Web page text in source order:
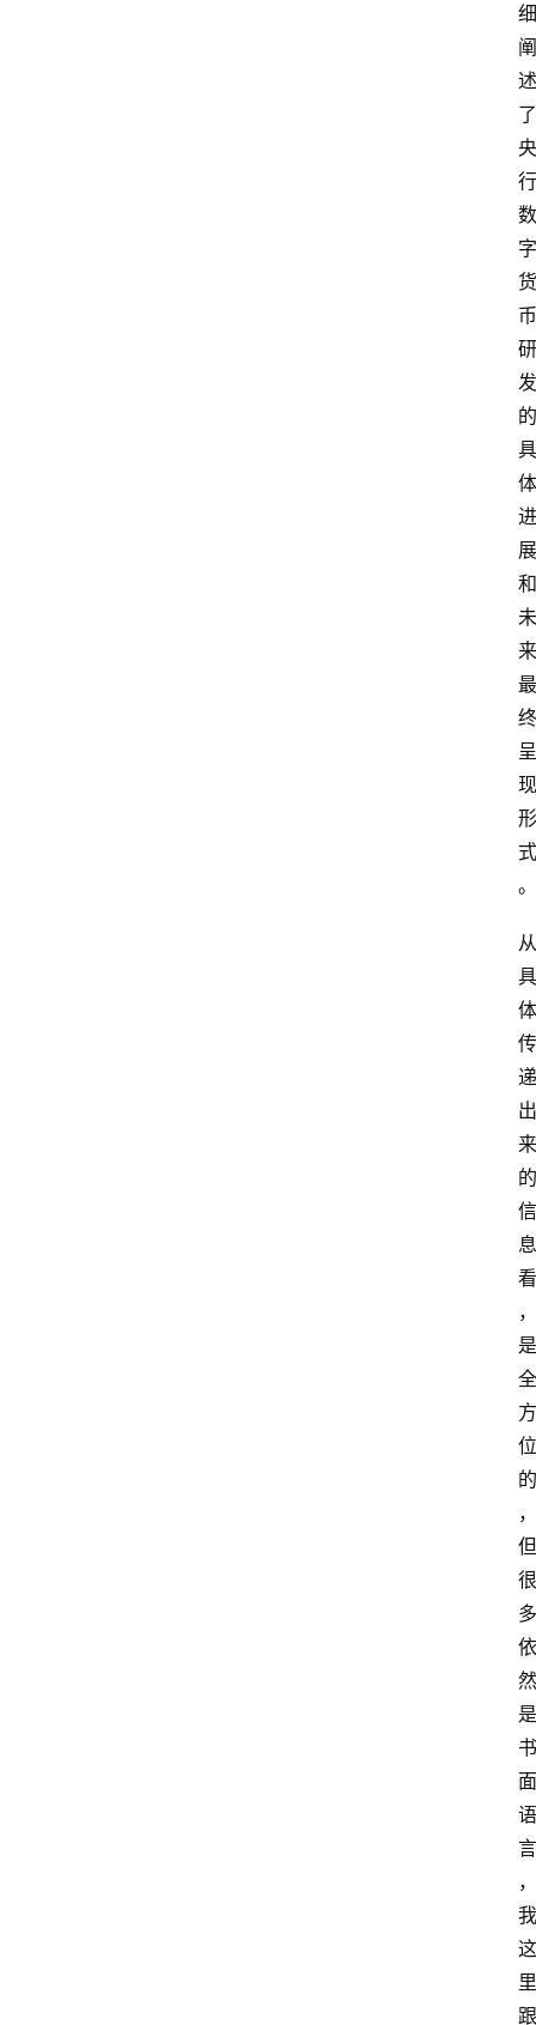
细
阐
述
了
央
行
数
字
货
币
研
发
的
具
体
进
展
和
未
来
最
终
呈
现
形
式
。
从
具
体
传
递
出
来
的
信
息
看
，
是
全
方
位
的
，
但
很
多
依
然
是
书
面
语
言
，
我
这
里
跟